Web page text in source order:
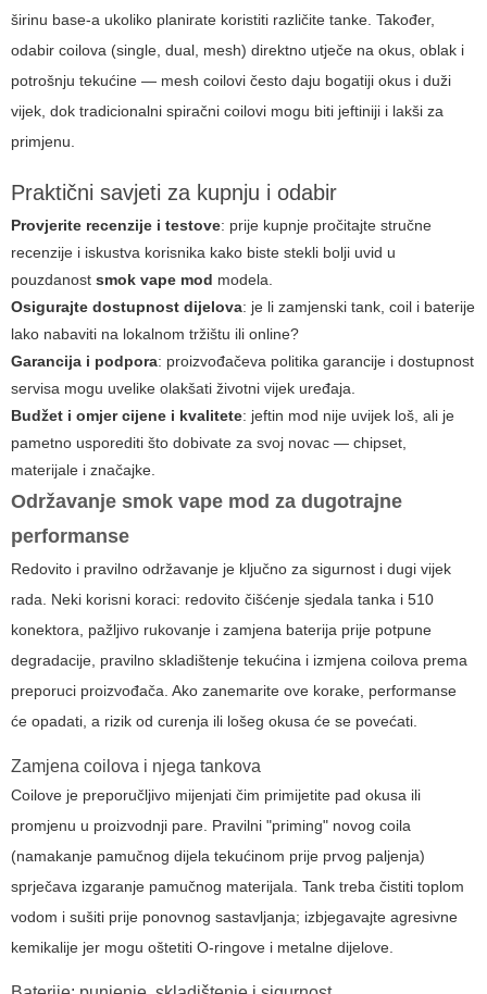
širinu base-a ukoliko planirate koristiti različite tanke. Također,
odabir coilova (single, dual, mesh) direktno utječe na okus, oblak i
potrošnju tekućine — mesh coilovi često daju bogatiji okus i duži
vijek, dok tradicionalni spiračni coilovi mogu biti jeftiniji i lakši za
primjenu.
Praktični savjeti za kupnju i odabir
Provjerite recenzije i testove: prije kupnje pročitajte stručne
recenzije i iskustva korisnika kako biste stekli bolji uvid u
pouzdanost smok vape mod modela.
Osigurajte dostupnost dijelova: je li zamjenski tank, coil i baterije
lako nabaviti na lokalnom tržištu ili online?
Garancija i podpora: proizvođačeva politika garancije i dostupnost
servisa mogu uvelike olakšati životni vijek uređaja.
Budžet i omjer cijene i kvalitete: jeftin mod nije uvijek loš, ali je
pametno usporediti što dobivate za svoj novac — chipset,
materijale i značajke.
Održavanje smok vape mod za dugotrajne
performanse
Redovito i pravilno održavanje je ključno za sigurnost i dugi vijek
rada. Neki korisni koraci: redovito čišćenje sjedala tanka i 510
konektora, pažljivo rukovanje i zamjena baterija prije potpune
degradacije, pravilno skladištenje tekućina i izmjena coilova prema
preporuci proizvođača. Ako zanemarite ove korake, performanse
će opadati, a rizik od curenja ili lošeg okusa će se povećati.
Zamjena coilova i njega tankova
Coilove je preporučljivo mijenjati čim primijetite pad okusa ili
promjenu u proizvodnji pare. Pravilni "priming" novog coila
(namakanje pamučnog dijela tekućinom prije prvog paljenja)
sprječava izgaranje pamučnog materijala. Tank treba čistiti toplom
vodom i sušiti prije ponovnog sastavljanja; izbjegavajte agresivne
kemikalije jer mogu oštetiti O-ringove i metalne dijelove.